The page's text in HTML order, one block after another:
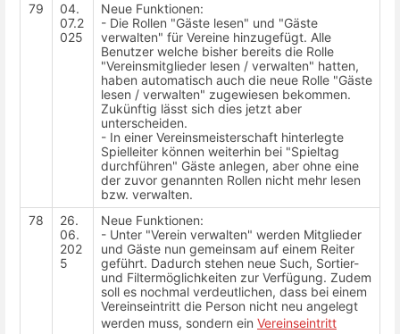
79
04.
07.2
025
Neue Funktionen:
- Die Rollen "Gäste lesen" und "Gäste
verwalten" für Vereine hinzugefügt. Alle
Benutzer welche bisher bereits die Rolle
"Vereinsmitglieder lesen / verwalten" hatten,
haben automatisch auch die neue Rolle "Gäste
lesen / verwalten" zugewiesen bekommen.
Zukünftig lässt sich dies jetzt aber
unterscheiden.
- In einer Vereinsmeisterschaft hinterlegte
Spielleiter können weiterhin bei "Spieltag
durchführen" Gäste anlegen, aber ohne eine
der zuvor genannten Rollen nicht mehr lesen
bzw. verwalten.
78
26.
06.
202
5
Neue Funktionen:
- Unter "Verein verwalten" werden Mitglieder
und Gäste nun gemeinsam auf einem Reiter
geführt. Dadurch stehen neue Such, Sortier-
und Filtermöglichkeiten zur Verfügung. Zudem
soll es nochmal verdeutlichen, dass bei einem
Vereinseintritt die Person nicht neu angelegt
werden muss, sondern ein Vereinseintritt